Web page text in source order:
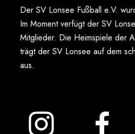
Der SV Lonsee Fußball e.V.
Im Moment verfügt der SV
Mitglieder. Die Heimspiele der
trägt der SV Lonsee auf dem
aus.